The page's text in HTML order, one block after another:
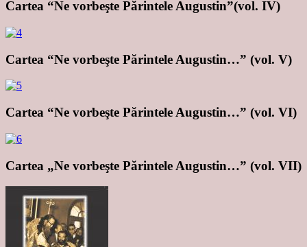
Cartea “Ne vorbeşte Părintele Augustin”(vol. IV)
Cartea “Ne vorbeşte Părintele Augustin…” (vol. V)
Cartea “Ne vorbeşte Părintele Augustin…” (vol. VI)
Cartea „Ne vorbeşte Părintele Augustin…” (vol. VII)